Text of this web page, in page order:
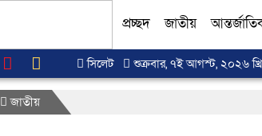
প্রচ্ছদ জাতীয়
সিলেট শুক্রবার, ৭ই আগস্ট, ২০২৬
জাতীয়